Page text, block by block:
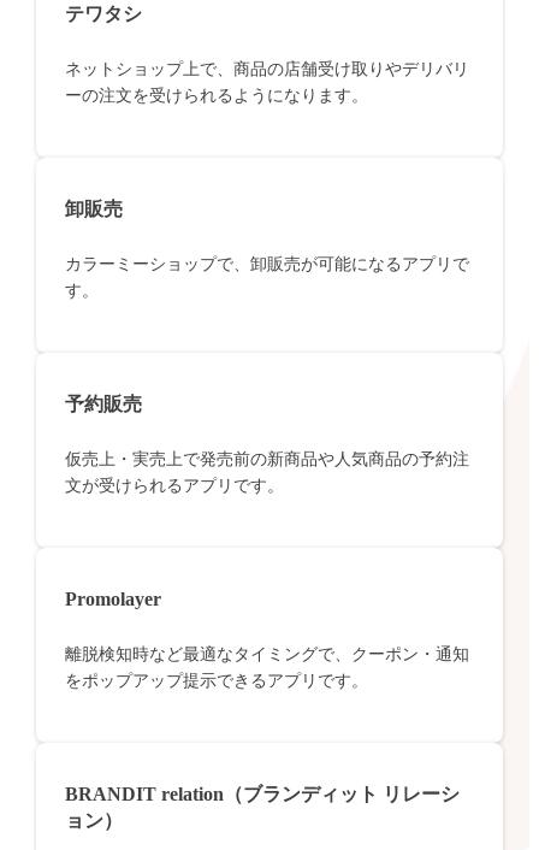
テワタシ
ネットショップ上で、商品の店舗受け取りやデリバリ
ーの注文を受けられるようになります。
卸販売
カラーミーショップで、卸販売が可能になるアプリで
す。
予約販売
仮売上・実売上で発売前の新商品や人気商品の予約注
文が受けられるアプリです。
Promolayer
離脱検知時など最適なタイミングで、クーポン・通知
をポップアップ提示できるアプリです。
BRANDIT relation（ブランディット リレーシ
ョン）